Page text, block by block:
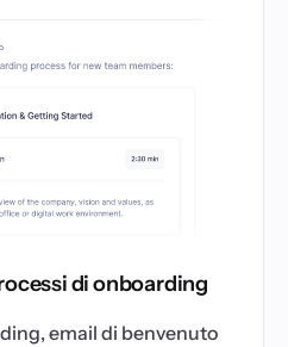
di onboarding
email di benvenuto